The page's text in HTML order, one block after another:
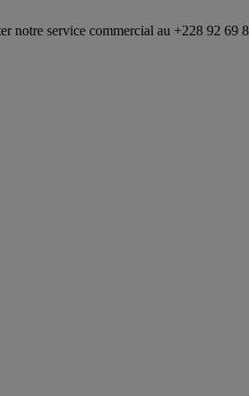
commercial au +228 92 69 88 33